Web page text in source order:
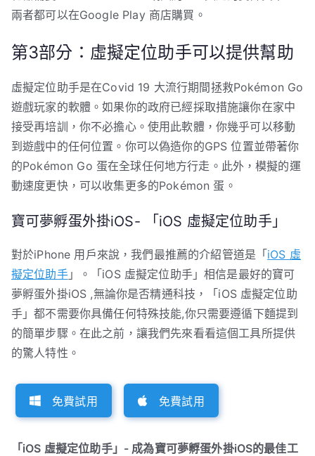
兩者都可以在Google Play 商店購買。
第3部分：虛擬定位助手可以提供幫助
虛擬定位助手是在Covid 19 大流行期間拯救Pokémon Go
遊戲玩家的軟體。如果你的政府已經採取措施讓你在家中
接受再培訓，你不必擔心。使用此軟體，你幾乎可以移動
到遊戲中的任何位置。你可以偽造你的GPS 位置並帶著你
的Pokémon Go 蛋在全球任何地方行走。此外，模擬的運
動速度更快，可以收集更多的Pokémon 蛋。
寶可夢孵蛋外掛iOS- 「iOS 虛擬定位助手」
對於iPhone 用戶來說，我們最推薦的介紹管道是「 iOS 虛
擬定位助手」。「iOS 虛擬定位助手」相信是最好的寶可
夢孵蛋外掛iOS ,無論你是否精通科技，「iOS 虛擬定位助
手」都不需要你具備任何特殊技能,你只需要遵循下麵提到
的簡單步驟。在此之前，讓我們先來看看這個工具所提供
的驚人特性。
免費試用 免費試用
「iOS 虛擬定位助手」- 成為寶可夢孵蛋外掛iOS的最佳工